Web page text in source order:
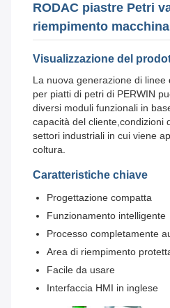
RODAC piastre Petri
riempimento macchina
Visualizzazione del
La nuova generazione di
per piatti di petri di PERWIN
diversi moduli funzionali in
capacità del cliente,condizioni
settori industriali in cui viene
coltura.
Caratteristiche chiave
Progettazione compatta
Funzionamento intelligente
Processo completamente
Area di riempimento
Facile da usare
Interfaccia HMI in inglese